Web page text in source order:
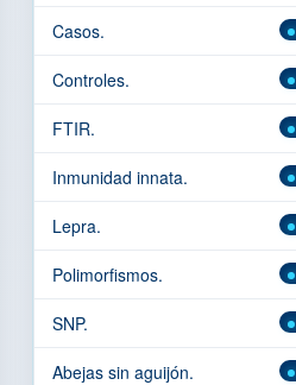
Casos.
Controles.
FTIR.
Inmunidad innata.
Lepra.
Polimorfismos.
SNP.
Abejas sin aguijón.